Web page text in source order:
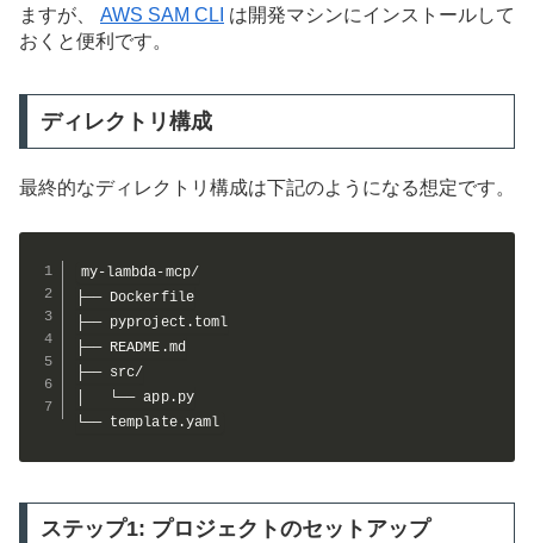
ますが、 AWS SAM CLI は開発マシンにインストールして
おくと便利です。
ディレクトリ構成
最終的なディレクトリ構成は下記のようになる想定です。
my-lambda-mcp/
├── Dockerfile
├── pyproject.toml
├── README.md
├── src/
│   └── app.py
└── template.yaml
ステップ1: プロジェクトのセットアップ